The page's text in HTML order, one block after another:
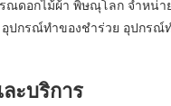
ณดอกไม้ผ้า พิษณุโลก จำหน่า
อุปกรณ์ทำของชำร่วย อุปกรณ์
ะบริการ